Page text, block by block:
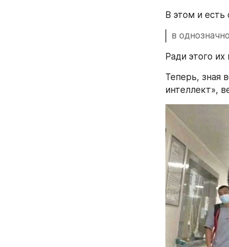
В этом и есть
в
Ради этого
Теперь, зная
интеллект»,